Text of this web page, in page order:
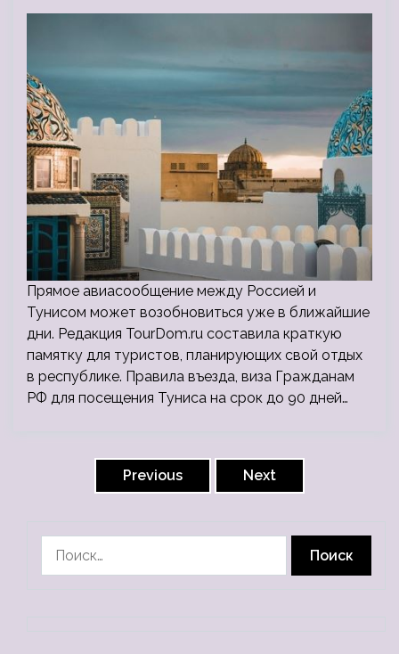
Прямое авиасообщение между Россией и
Тунисом может возобновиться уже в ближайшие
дни. Редакция TourDom.ru составила краткую
памятку для туристов, планирующих свой отдых
в республике. Правила въезда, виза Гражданам
РФ для посещения Туниса на срок до 90 дней…
Previous Next